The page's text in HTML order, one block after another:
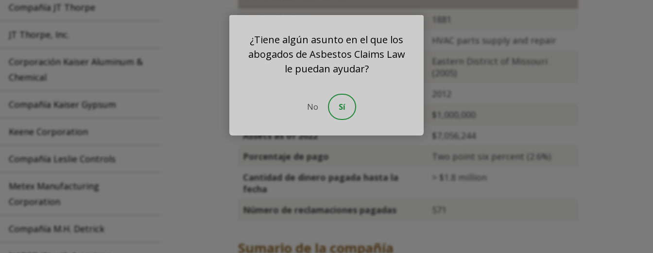
Compañía JT Thorpe
JT Thorpe, Inc.
Corporación Kaiser Aluminum &
Chemical
Compañía Kaiser Gypsum
Keene Corporation
Compañía Leslie Controls
Metex Manufacturing
Corporation
Compañía M.H. Detrick
1881
Negocios principales
HVAC parts supply and repair
Bancarrota
Eastern District of Missouri
(2005)
Año en que se fundó el fideicomiso
2012
Activos en la fundación
$1,000,000
Assets as of 2022
$7,056,244
Porcentaje de pago
Two point six percent (2.6%)
Cantidad de dinero pagada hasta la
fecha
> $1.8 million
Número de reclamaciones pagadas 571
Sumario de la compañía
¿Tiene algún asunto en el que los
abogados de Asbestos Claims Law
le puedan ayudar?
No Sí